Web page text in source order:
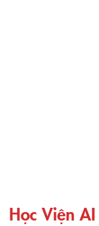
Học Viện